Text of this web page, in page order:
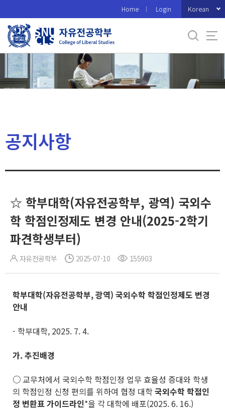
로
메
Home Login Korean
공지사항
☆ 학부대학(자유전공학부, 광역) 국외수
학 학점인정제도 변경 안내(2025-2학기
파견학생부터)
자유전공학부 2025-07-10 155903
학부대학(자유전공학부,광역) 국외수학 학점인정제도 변경
안내
- 학부대학, 2025. 7. 4.
가. 추진배경
○교무처에서 국외수학 학점인정 업무 효율성 증대와 학생
의 학점인정 신청 편의를 위하여 협정 대학국외수학 학점인
정 변환표 가이드라인*을 각 대학에 배포(2025. 6. 16.)